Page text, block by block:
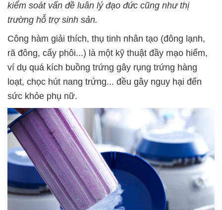
kiểm soát vấn đề luân lý đạo đức cũng như thị
trường hỗ trợ sinh sản.
Công hàm giải thích, thụ tinh nhân tạo (đông lạnh,
rã đông, cấy phôi...) là một kỹ thuật đầy mạo hiểm,
ví dụ quá kích buồng trứng gây rụng trứng hàng
loạt, chọc hút nang trứng... đều gây nguy hại đến
sức khỏe phụ nữ.